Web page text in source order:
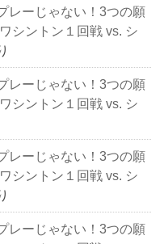
レーじゃない！3つの願
シントン１回戦 vs. シ
レーじゃない！3つの願
シントン１回戦 vs. シ
レーじゃない！3つの願
シントン１回戦 vs. シ
レーじゃない！3つの願